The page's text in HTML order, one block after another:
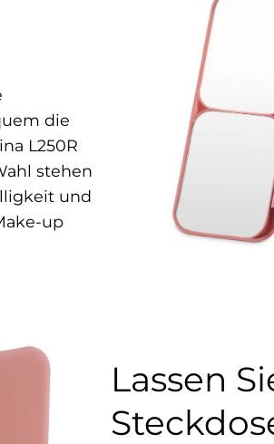
die
L250R
stehen
und
up
Lassen